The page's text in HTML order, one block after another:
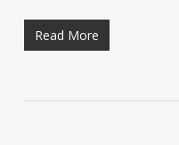
Read More